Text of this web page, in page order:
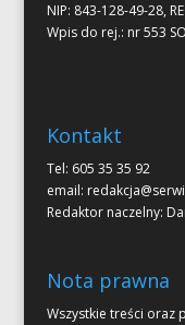
NIP: 843-128-49-28,
Wpis do rej.: nr 553
Kontakt
Tel: 605 35 35 92
email:
Redaktor naczelny:
Nota prawna
Wszystkie treści oraz